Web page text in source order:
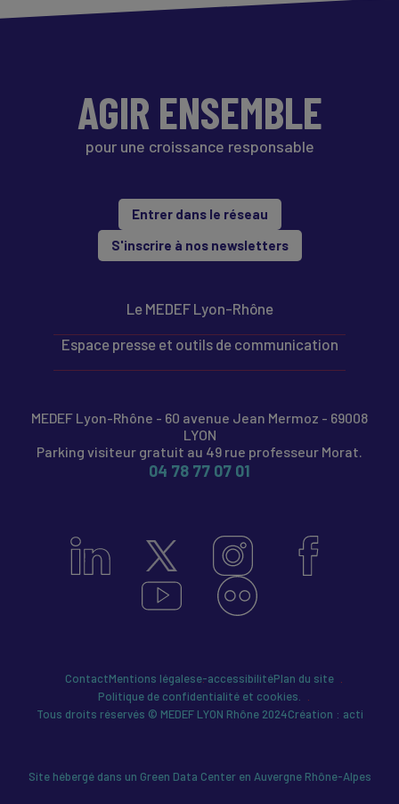
AGIR ENSEMBLE
pour une croissance responsable
Entrer dans le réseau
S'inscrire à nos newsletters
Le MEDEF Lyon-Rhône
Espace presse et outils de communication
MEDEF Lyon-Rhône - 60 avenue Jean Mermoz - 69008
LYON
Parking visiteur gratuit au 49 rue professeur Morat.
04 78 77 07 01
ContactMentions légalese-accessibilitéPlan du site
Politique de confidentialité et cookies.
Tous droits réservés © MEDEF LYON Rhône 2024Création : acti
Site hébergé dans un Green Data Center en Auvergne Rhône-Alpes